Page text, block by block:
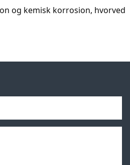
og kemisk korrosion, hvorved